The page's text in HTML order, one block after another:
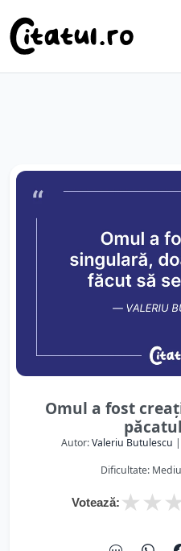
Omul a fost
Autor:Valeriu Butulescu
Dificultate:
Votează: ★
★